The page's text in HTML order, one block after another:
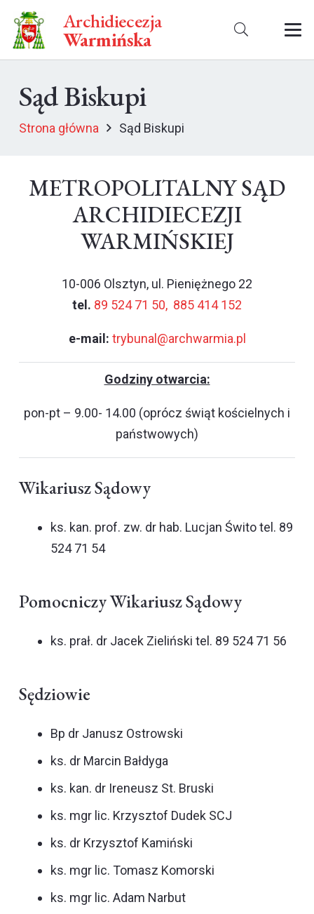
Archidiecezja
Warmińska
Sąd Biskupi
Strona główna Sąd Biskupi
METROPOLITALNY SĄD
ARCHIDIECEZJI
WARMIŃSKIEJ
10-006 Olsztyn, ul. Pieniężnego 22
tel. 89 524 71 50, 885 414 152
e-mail: trybunal@archwarmia.pl
Godziny otwarcia:
pon-pt – 9.00- 14.00 (oprócz świąt kościelnych i
państwowych)
Wikariusz Sądowy
ks. kan. prof. zw. dr hab. Lucjan Świto tel. 89
524 71 54
Pomocniczy Wikariusz Sądowy
ks. prał. dr Jacek Zieliński tel. 89 524 71 56
Sędziowie
Bp dr Janusz Ostrowski
ks. dr Marcin Bałdyga
ks. kan. dr Ireneusz St. Bruski
ks. mgr lic. Krzysztof Dudek SCJ
ks. dr Krzysztof Kamiński
ks. mgr lic. Tomasz Komorski
ks. mgr lic. Adam Narbut